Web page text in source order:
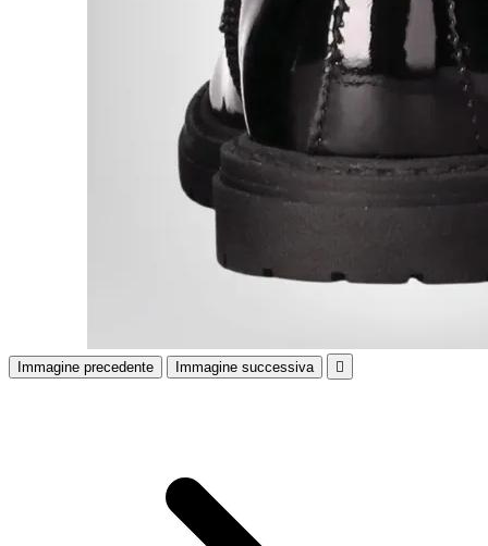
Immagine precedente Immagine successiva 